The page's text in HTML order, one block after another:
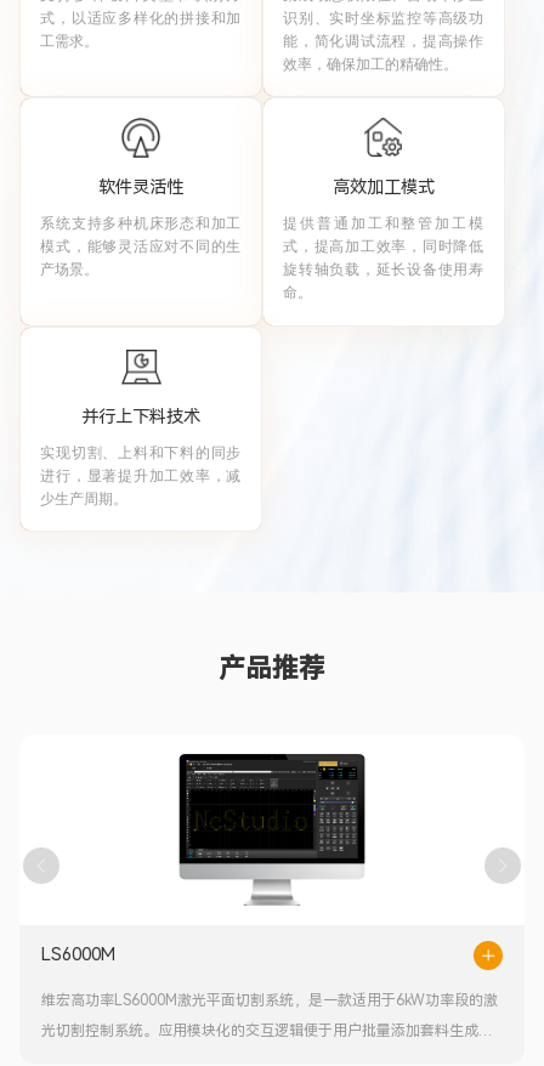
式，以适应多样化的拼接和加
工需求。
识别、实时坐标监控等高级功
能，简化调试流程，提高操作
效率，确保加工的精确性。
软件灵活性
系统支持多种机床形态和加工
模式，能够灵活应对不同的生
产场景。
高效加工模式
提供普通加工和整管加工模
式，提高加工效率，同时降低
旋转轴负载，延长设备使用寿
命。
并行上下料技术
实现切割、上料和下料的同步
进行，显著提升加工效率，减
少生产周期。
产品推荐
LS6000M
维宏高功率LS6000M激光平面切割系统， 是一款适用于6kW功率段的激
光切割控制系统。 应用模块化的交互逻辑便于用户批量添加套料生成的